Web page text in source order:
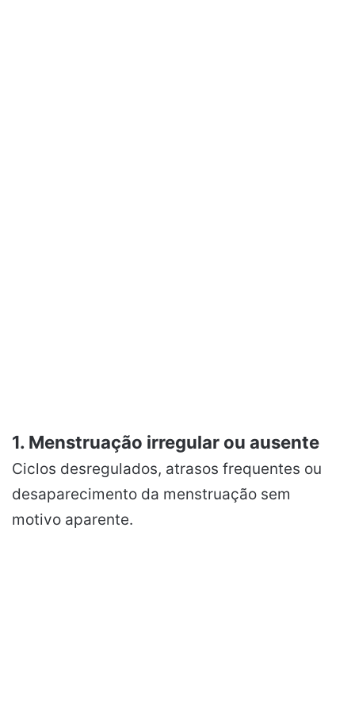
1. Menstruação irregular ou ausente
Ciclos desregulados, atrasos frequentes ou
desaparecimento da menstruação sem
motivo aparente.